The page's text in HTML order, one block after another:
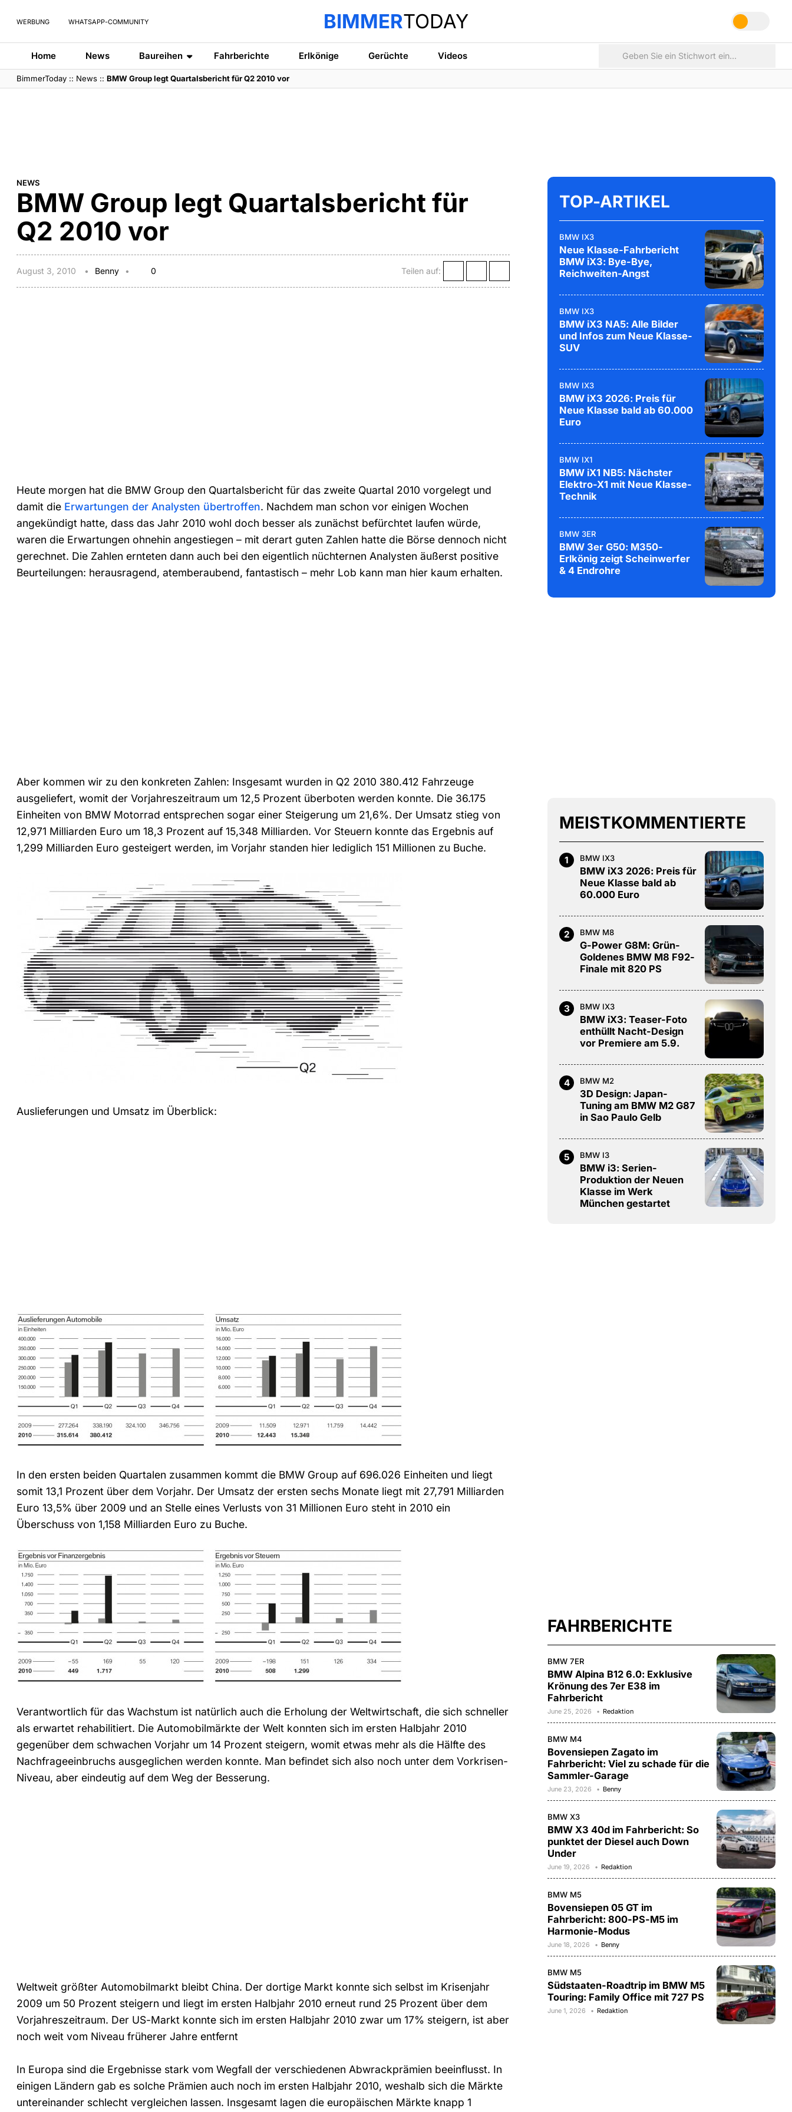
WERBUNG WHATSAPP-COMMUNITY BIMMERTODAY
Home News Baureihen Fahrberichte Erlkönige Gerüchte Videos
BimmerToday :: News ::BMW Group legt Quartalsbericht für Q2 2010 vor
NEWS
BMW Group legt Quartalsbericht für
Q2 2010 vor
August 3, 2010 Benny 0 Teilen auf:
Heute morgen hat die BMW Group den Quartalsbericht für das zweite Quartal 2010 vorgelegt und
damit die Erwartungen der Analysten übertroffen. Nachdem man schon vor einigen Wochen
angekündigt hatte, dass das Jahr 2010 wohl doch besser als zunächst befürchtet laufen würde,
waren die Erwartungen ohnehin angestiegen – mit derart guten Zahlen hatte die Börse dennoch nicht
gerechnet. Die Zahlen ernteten dann auch bei den eigentlich nüchternen Analysten äußerst positive
Beurteilungen: herausragend, atemberaubend, fantastisch – mehr Lob kann man hier kaum erhalten.
Aber kommen wir zu den konkreten Zahlen: Insgesamt wurden in Q2 2010 380.412 Fahrzeuge
ausgeliefert, womit der Vorjahreszeitraum um 12,5 Prozent überboten werden konnte. Die 36.175
Einheiten von BMW Motorrad entsprechen sogar einer Steigerung um 21,6%. Der Umsatz stieg von
12,971 Milliarden Euro um 18,3 Prozent auf 15,348 Milliarden. Vor Steuern konnte das Ergebnis auf
1,299 Milliarden Euro gesteigert werden, im Vorjahr standen hier lediglich 151 Millionen zu Buche.
Auslieferungen und Umsatz im Überblick:
In den ersten beiden Quartalen zusammen kommt die BMW Group auf 696.026 Einheiten und liegt
somit 13,1 Prozent über dem Vorjahr. Der Umsatz der ersten sechs Monate liegt mit 27,791 Milliarden
Euro 13,5% über 2009 und an Stelle eines Verlusts von 31 Millionen Euro steht in 2010 ein
Überschuss von 1,158 Milliarden Euro zu Buche.
Verantwortlich für das Wachstum ist natürlich auch die Erholung der Weltwirtschaft, die sich schneller
als erwartet rehabilitiert. Die Automobilmärkte der Welt konnten sich im ersten Halbjahr 2010
gegenüber dem schwachen Vorjahr um 14 Prozent steigern, womit etwas mehr als die Hälfte des
Nachfrageeinbruchs ausgeglichen werden konnte. Man befindet sich also noch unter dem Vorkrisen-
Niveau, aber eindeutig auf dem Weg der Besserung.
Weltweit größter Automobilmarkt bleibt China. Der dortige Markt konnte sich selbst im Krisenjahr
2009 um 50 Prozent steigern und liegt im ersten Halbjahr 2010 erneut rund 25 Prozent über dem
Vorjahreszeitraum. Der US-Markt konnte sich im ersten Halbjahr 2010 zwar um 17% steigern, ist aber
noch weit vom Niveau früherer Jahre entfernt
In Europa sind die Ergebnisse stark vom Wegfall der verschiedenen Abwrackprämien beeinflusst. In
einigen Ländern gab es solche Prämien auch noch im ersten Halbjahr 2010, weshalb sich die Märkte
untereinander schlecht vergleichen lassen. Insgesamt lagen die europäischen Märkte knapp 1
TOP-ARTIKEL
BMW IX3
Neue Klasse-Fahrbericht
BMW iX3: Bye-Bye,
Reichweiten-Angst
BMW IX3
BMW iX3 NA5: Alle Bilder
und Infos zum Neue Klasse-
SUV
BMW IX3
BMW iX3 2026: Preis für
Neue Klasse bald ab 60.000
Euro
BMW IX1
BMW iX1 NB5: Nächster
Elektro-X1 mit Neue Klasse-
Technik
BMW 3ER
BMW 3er G50: M350-
Erlkönig zeigt Scheinwerfer
& 4 Endrohre
MEISTKOMMENTIERTE
1 BMW IX3
BMW iX3 2026: Preis für
Neue Klasse bald ab
60.000 Euro
2 BMW M8
G-Power G8M: Grün-
Goldenes BMW M8 F92-
Finale mit 820 PS
3 BMW IX3
BMW iX3: Teaser-Foto
enthüllt Nacht-Design
vor Premiere am 5.9.
4 BMW M2
3D Design: Japan-
Tuning am BMW M2 G87
in Sao Paulo Gelb
5 BMW I3
BMW i3: Serien-
Produktion der Neuen
Klasse im Werk
München gestartet
FAHRBERICHTE
BMW 7ER
BMW Alpina B12 6.0: Exklusive
Krönung des 7er E38 im
Fahrbericht
June 25, 2026 Redaktion
BMW M4
Bovensiepen Zagato im
Fahrbericht: Viel zu schade für die
Sammler-Garage
June 23, 2026 Benny
BMW X3
BMW X3 40d im Fahrbericht: So
punktet der Diesel auch Down
Under
June 19, 2026 Redaktion
BMW M5
Bovensiepen 05 GT im
Fahrbericht: 800-PS-M5 im
Harmonie-Modus
June 18, 2026 Benny
BMW M5
Südstaaten-Roadtrip im BMW M5
Touring: Family Office mit 727 PS
June 1, 2026 Redaktion